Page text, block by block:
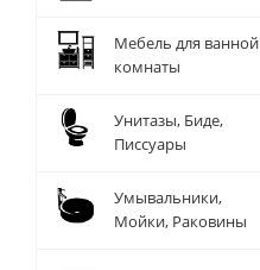
Мебель для ванной
комнаты
Унитазы, Биде,
Писсуары
Умывальники,
Мойки, Раковины